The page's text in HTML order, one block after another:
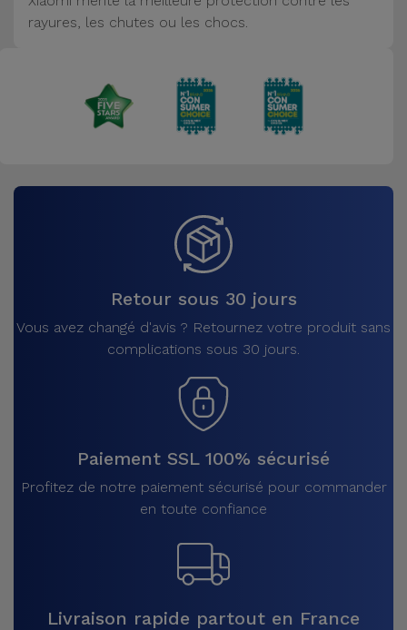
Accessoires
Kids
rayures, les chutes ou les chocs.
Retour sous 30 jours
Vous avez changé d'avis ? Retournez votre produit sans
complications sous 30 jours.
Paiement SSL 100% sécurisé
Profitez de notre paiement sécurisé pour commander
en toute confiance
Livraison rapide partout en France